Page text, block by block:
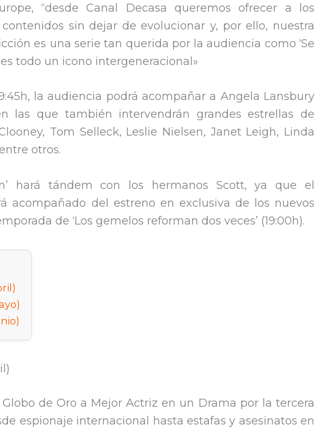
“desde Canal Decasa queremos ofrecer a los
sin dejar de evolucionar y, por ello, nuestra
es una serie tan querida por la audiencia como ‘Se
todo un icono intergeneracional»
la audiencia podrá acompañar a Angela Lansbury
las que también intervendrán grandes estrellas de
Tom Selleck, Leslie Nielsen, Janet Leigh, Linda
otros.
hará tándem con los hermanos Scott, ya que el
acompañado del estreno en exclusiva de los nuevos
de ‘Los gemelos reforman dos veces’ (19:00h).
de Oro a Mejor Actriz en un Drama por la tercera
espionaje internacional hasta estafas y asesinatos en